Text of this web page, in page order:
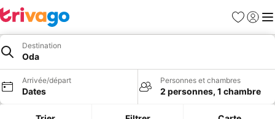
Favoris
Se
Destination
Oda
Arrivée/départ
Dates
Personnes et chambres
2 personnes, 1 chambre